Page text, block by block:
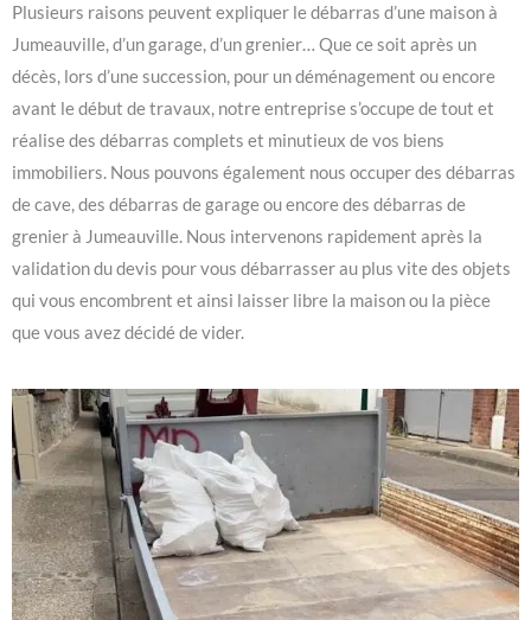
Plusieurs raisons peuvent expliquer le débarras d’une maison à
Jumeauville, d’un garage, d’un grenier… Que ce soit après un
décès, lors d’une succession, pour un déménagement ou encore
avant le début de travaux, notre entreprise s’occupe de tout et
réalise des débarras complets et minutieux de vos biens
immobiliers. Nous pouvons également nous occuper des débarras
de cave, des débarras de garage ou encore des débarras de
grenier à Jumeauville. Nous intervenons rapidement après la
validation du devis pour vous débarrasser au plus vite des objets
qui vous encombrent et ainsi laisser libre la maison ou la pièce
que vous avez décidé de vider.